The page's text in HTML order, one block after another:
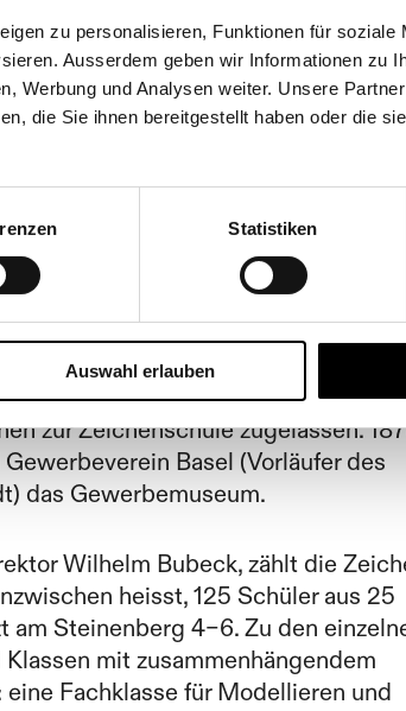
zu personalisieren, Funktionen für soziale
Ausserdem geben wir Informationen zu
Werbung und Analysen weiter. Unsere
die Sie ihnen bereitgestellt haben oder die
Statistiken
Auswahl erlauben
Gewerbeschule
zur Zeichenschule zugelassen.
Basel (Vorläufer des
das Gewerbemuseum.
Wilhelm Bubeck, zählt die
heisst, 125 Schüler aus 25
am Steinenberg 4–6. Zu den
mit zusammenhängendem
Fachklasse für Modellieren und